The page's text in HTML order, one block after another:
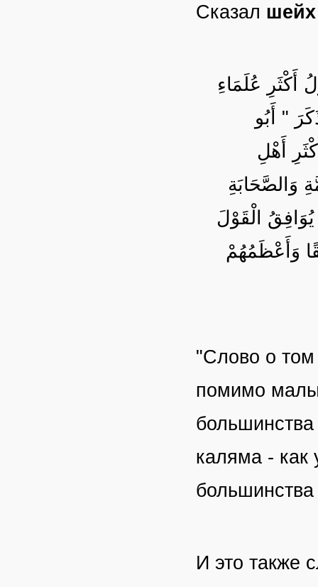
Сказал
أَكْثَرِ عُلَمَاءِ
" أَبُو
أَهْلِ
وَالصَّحَابَةِ
يُوَافِقُ الْقَوْلَ
وَأَعْظَمُهُمْ
"Слово о
помимо
каляма - как
И это также